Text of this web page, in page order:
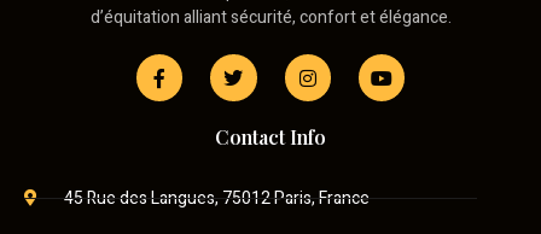
d’équitation alliant sécurité, confort et élégance.
Contact Info
45 Rue des Langues, 75012 Paris, France